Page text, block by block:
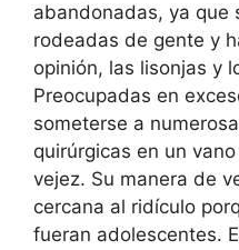
abandonadas, ya que
rodeadas de gente y
opinión, las lisonjas y
Preocupadas en
someterse a
quirúrgicas en un
vejez. Su manera de
cercana al ridículo
fueran adolescentes.